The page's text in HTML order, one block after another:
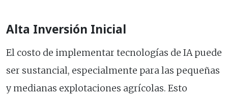
Alta Inversión Inicial
El costo de implementar tecnologías de IA puede
ser sustancial, especialmente para las pequeñas
y medianas explotaciones agrícolas. Esto